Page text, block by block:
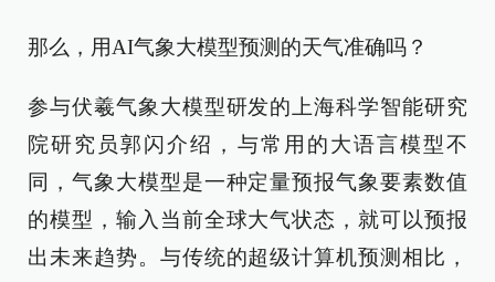
那么，用AI气象大模型预测的天气准确吗？
参与伏羲气象大模型研发的上海科学智能研究
院研究员郭闪介绍，与常用的大语言模型不
同，气象大模型是一种定量预报气象要素数值
的模型，输入当前全球大气状态，就可以预报
出未来趋势。与传统的超级计算机预测相比，